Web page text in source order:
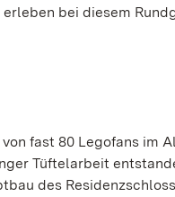
bei diesem
fast 80 Legofans im
Tüftelarbeit
des